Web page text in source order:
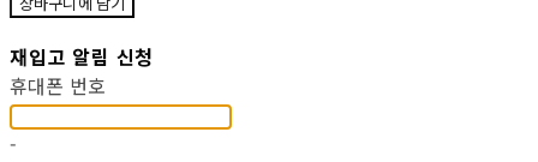
재입고 알림 신청
휴대폰 번호
-